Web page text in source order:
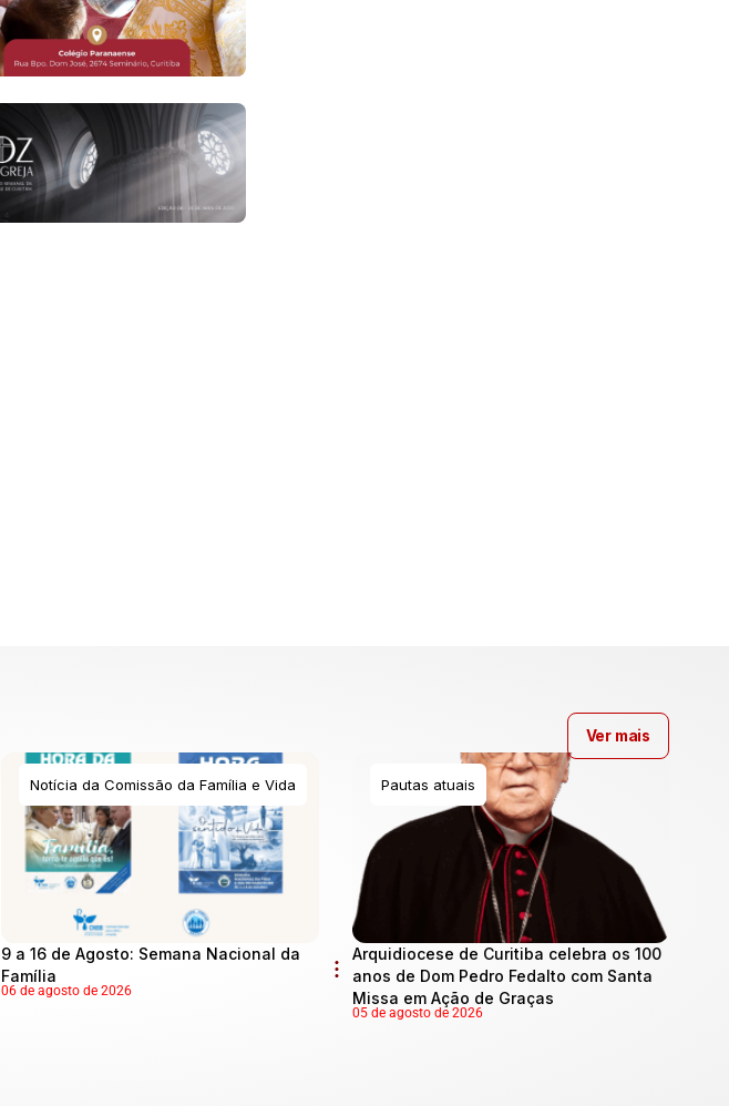
Notícia da Comissão da Família e Vida
9 a 16 de Agosto: Semana Nacional da
Família
06 de agosto de 2026
Pautas atuais
Arquidiocese de Curitiba celebra os 100
anos de Dom Pedro Fedalto com Santa
Missa em Ação de Graças
05 de agosto de 2026
Ver mais